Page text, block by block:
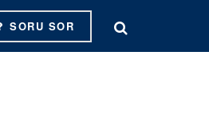
SORU SOR